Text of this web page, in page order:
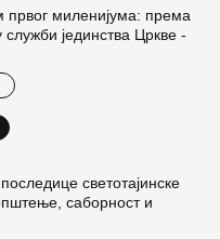
првог миленијума: према
јединства Цркве -
светотајинске
саборност и